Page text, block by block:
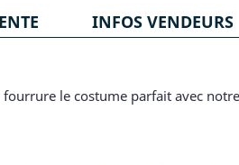
INFOS VENDEURS
le costume parfait avec